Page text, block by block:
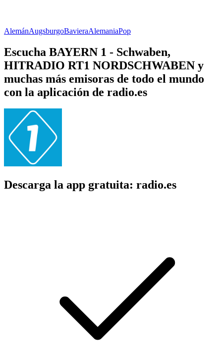
AlemánAugsburgoBavieraAlemaniaPop
Escucha BAYERN 1 - Schwaben,
HITRADIO RT1 NORDSCHWABEN y
muchas más emisoras de todo el mundo
con la aplicación de radio.es
Descarga la app gratuita: radio.es